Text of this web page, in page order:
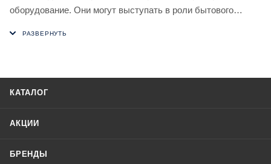
оборудование. Они могут выступать в роли бытового
КАТАЛОГ
АКЦИИ
БРЕНДЫ